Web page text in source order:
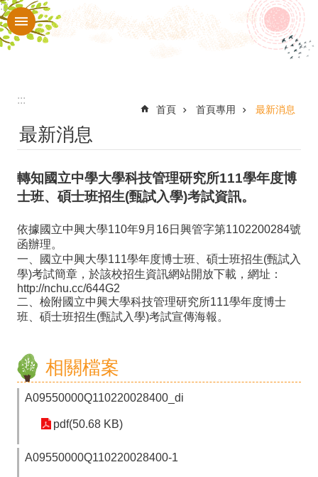
跳到主要內容區塊
進
認
校
入
口
站
行
室
業
:::
:::
首頁 首頁專用 最新消息
最新消息
轉知國立中學大學科技管理研究所111學年度博
士班、碩士班招生(甄試入學)考試資訊。
依據國立中興大學110年9月16日興管字第1102200284號
函辦理。
一、國立中興大學111學年度博士班、碩士班招生(甄試入
學)考試簡章，於該校招生資訊網站開放下載，網址：
http://nchu.cc/644G2
二、檢附國立中興大學科技管理研究所111學年度博士
班、碩士班招生(甄試入學)考試宣傳海報。
相關檔案
A09550000Q110220028400_di
pdf(50.68 KB)
A09550000Q110220028400-1